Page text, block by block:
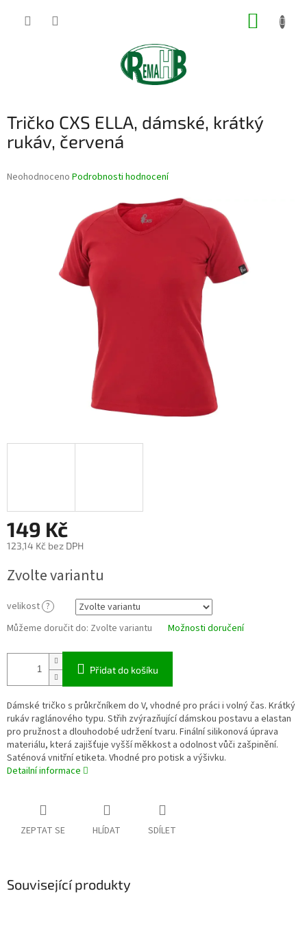
Tričko CXS ELLA, dámské, krátký
rukáv, červená
Průměrné
Neohodnoceno Podrobnosti hodnocení
149 Kč
123,14 Kč bez DPH
cena:
Zvolte variantu
velikost ?
Můžeme doručit do: Zvolte variantu Možnosti doručení
Přidat do košíku
Dámské tričko s průkrčníkem do V, vhodné pro práci i volný čas. Krátký
rukáv raglánového typu. Střih zvýrazňující dámskou postavu a elastan
pro pružnost a dlouhodobé udržení tvaru. Finální silikonová úprava
materiálu, která zajišťuje vyšší měkkost a odolnost vůči zašpinění.
Saténová vnitřní etiketa. Vhodné pro potisk a výšivku.
Detailní informace
ZEPTAT SE HLÍDAT SDÍLET
Související produkty